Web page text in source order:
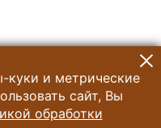
куки и метрические
сайт, Вы
обработки